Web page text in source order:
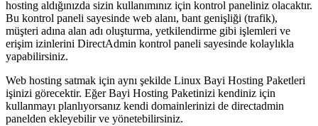
hosting aldığınızda sizin kullanımınız için kontrol paneliniz olacaktır.
Bu kontrol paneli sayesinde web alanı, bant genişliği (trafik),
müşteri adına alan adı oluşturma, yetkilendirme gibi işlemleri ve
erişim izinlerini DirectAdmin kontrol paneli sayesinde kolaylıkla
yapabilirsiniz.
Web hosting satmak için aynı şekilde Linux Bayi Hosting Paketleri
işinizi görecektir. Eğer Bayi Hosting Paketinizi kendiniz için
kullanmayı planlıyorsanız kendi domainlerinizi de directadmin
panelden ekleyebilir ve yönetebilirsiniz.